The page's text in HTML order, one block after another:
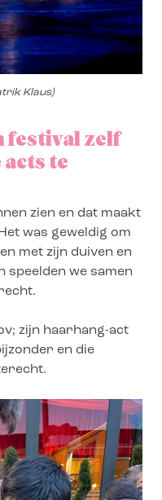
Klaus)
festival zelf
te
zien en dat maakt
was geweldig om
met zijn duiven en
speelden we samen
zijn haarhang-act
en die